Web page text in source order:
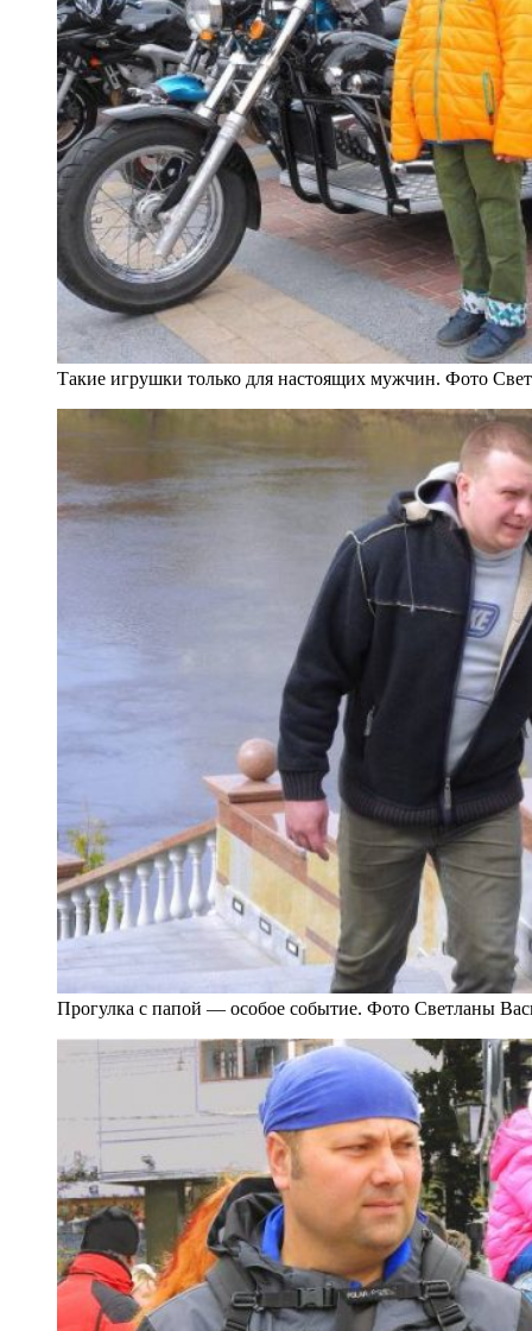
Такие игрушки только для настоящих мужчин. Фото
Прогулка с папой — особое событие. Фото Светланы